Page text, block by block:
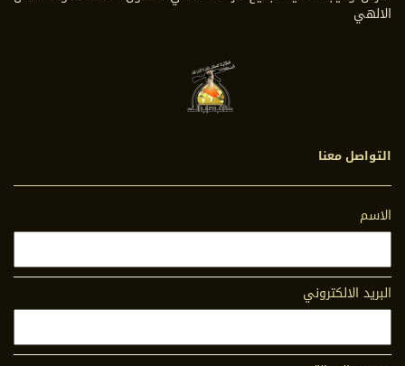
الالهي
التواصل معنا
الاسم
البريد الالكتروني